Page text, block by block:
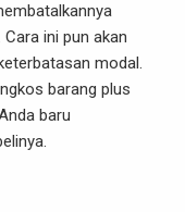
ini pun akan
modal.
barang plus
baru